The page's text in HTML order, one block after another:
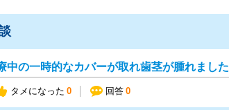
中の一時的なカバーが取れ歯茎が腫れました
タメになった 0 回答 0